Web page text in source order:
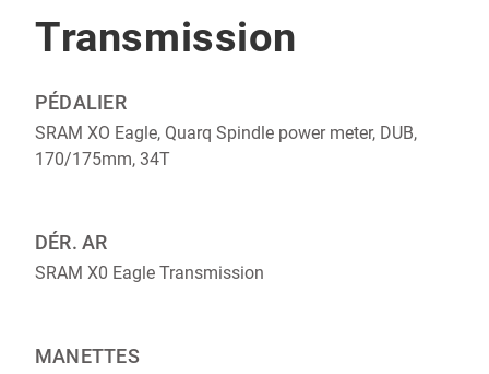
Transmission
PÉDALIER
SRAM XO Eagle, Quarq Spindle power meter, DUB,
170/175mm, 34T
DÉR. AR
SRAM X0 Eagle Transmission
MANETTES